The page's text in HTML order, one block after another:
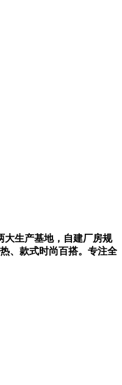
大生产基地，自建厂房规
、款式时尚百搭。专注全